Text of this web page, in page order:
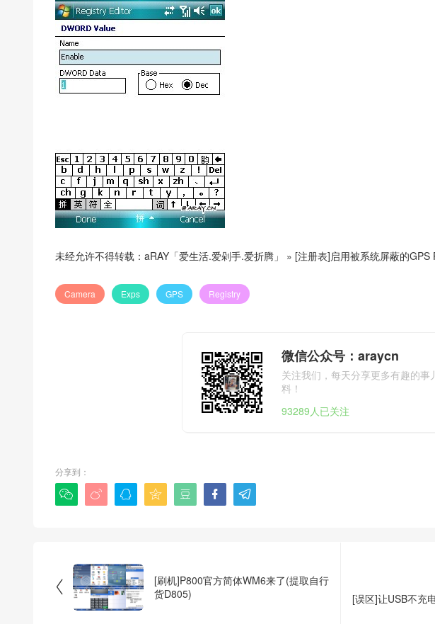
未经允许不得转载： aRAY「爱生活.爱剁手.爱折腾」 » [注册表]启用被系统屏蔽的GPS
Camera Exps GPS Registry
微信公众号：araycn
关注我们，每天分享更多有趣的事
料！
93289人已关注
分享到：
      

[刷机]P800官方简体WM6来了(提取自行
货D805)
[误区]让USB不充